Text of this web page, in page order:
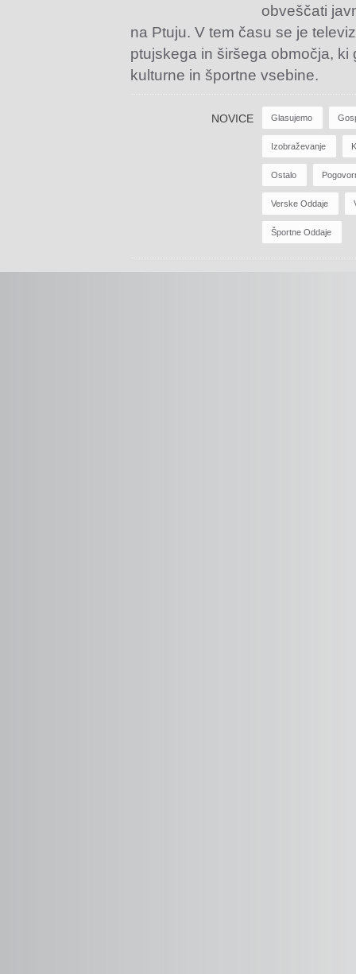
obveščati
na Ptuju. V tem času se je
ptujskega in širšega območja,
kulturne in športne vsebine.
NOVICE Glasujemo
Izobraževanje
Ostalo
Verske Oddaje
Športne Oddaje